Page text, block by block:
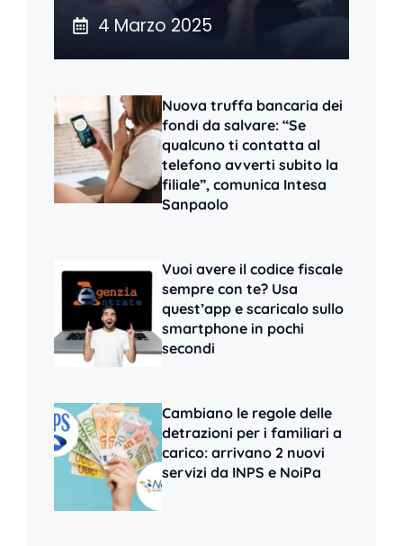
4 Marzo 2025
Nuova truffa bancaria dei
fondi da salvare: “Se
qualcuno ti contatta al
telefono avverti subito la
filiale”, comunica Intesa
Sanpaolo
Vuoi avere il codice fiscale
sempre con te? Usa
quest’app e scaricalo sullo
smartphone in pochi
secondi
Cambiano le regole delle
detrazioni per i familiari a
carico: arrivano 2 nuovi
servizi da INPS e NoiPa